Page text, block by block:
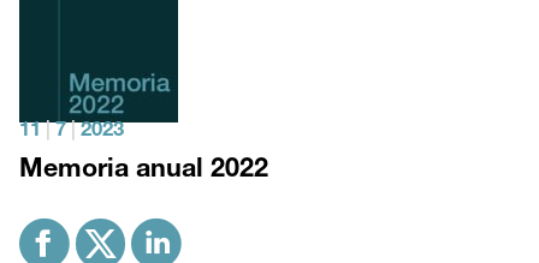
11 7 2023
Memoria anual 2022